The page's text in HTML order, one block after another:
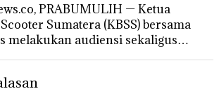
PRABUMULIH — Ketua
Sumatera (KBSS) bersama
melakukan audiensi sekaligus…